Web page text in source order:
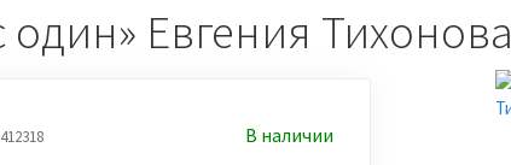
Евгения Тихонова
В наличии